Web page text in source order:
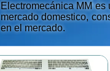
Electromecánica MM
mercado domestico,
en el mercado.